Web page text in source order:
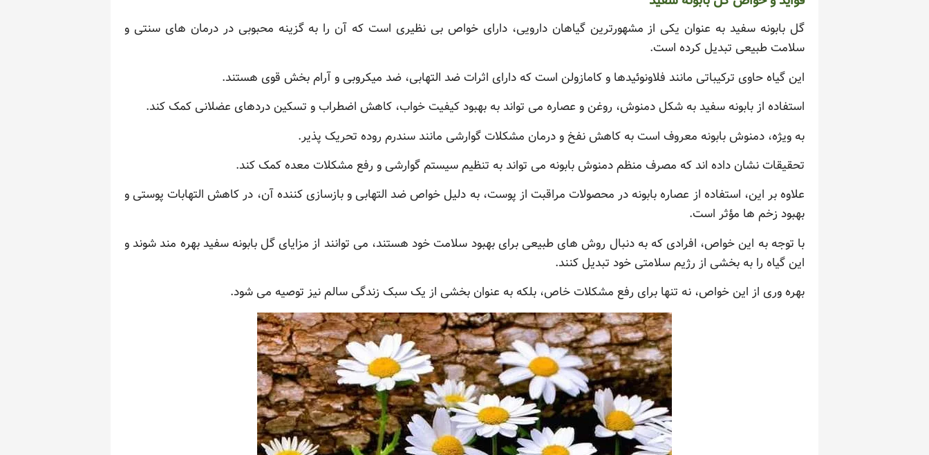
گل بابونه سفید به عنوان یکی از مشهورترین گیاهان دارویی، دارای خواص بی نظیری است که آن را به گزینه محبوبی در درمان های سنتی و
سلامت طبیعی تبدیل کرده است.
این گیاه حاوی ترکیباتی مانند فلاونوئیدها و کامازولن است که دارای اثرات ضد التهابی، ضد میکروبی و آرام بخش قوی هستند.
استفاده از بابونه سفید به شکل دمنوش، روغن و عصاره می تواند به بهبود کیفیت خواب، کاهش اضطراب و تسکین دردهای عضلانی کمک کند.
به ویژه، دمنوش بابونه معروف است به کاهش نفخ و درمان مشکلات گوارشی مانند سندرم روده تحریک پذیر.
تحقیقات نشان داده اند که مصرف منظم دمنوش بابونه می تواند به تنظیم سیستم گوارشی و رفع مشکلات معده کمک کند.
علاوه بر این، استفاده از عصاره بابونه در محصولات مراقبت از پوست، به دلیل خواص ضد التهابی و بازسازی کننده آن، در کاهش التهابات پوستی و
بهبود زخم ها مؤثر است.
با توجه به این خواص، افرادی که به دنبال روش های طبیعی برای بهبود سلامت خود هستند، می توانند از مزایای گل بابونه سفید بهره مند شوند و
این گیاه را به بخشی از رژیم سلامتی خود تبدیل کنند.
بهره وری از این خواص، نه تنها برای رفع مشکلات خاص، بلکه به عنوان بخشی از یک سبک زندگی سالم نیز توصیه می شود.